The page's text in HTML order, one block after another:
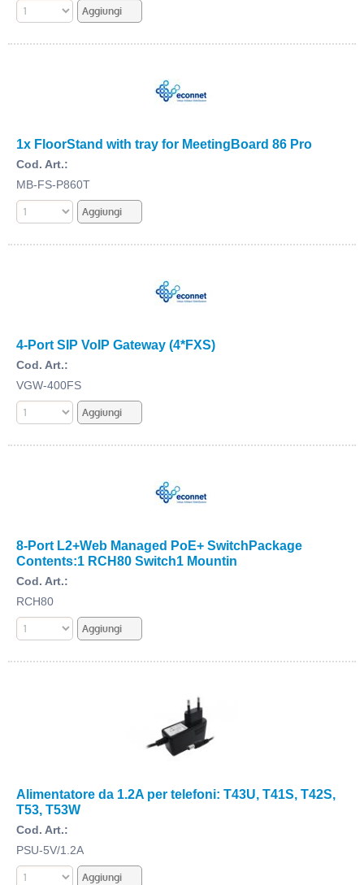
1x FloorStand with tray for MeetingBoard 86 Pro
Cod. Art.:
MB-FS-P860T
4-Port SIP VoIP Gateway (4*FXS)
Cod. Art.:
VGW-400FS
8-Port L2+Web Managed PoE+ SwitchPackage
Contents:1 RCH80 Switch1 Mountin
Cod. Art.:
RCH80
Alimentatore da 1.2A per telefoni: T43U, T41S, T42S,
T53, T53W
Cod. Art.:
PSU-5V/1.2A